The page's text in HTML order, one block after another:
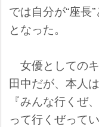
では自分が“座長
となった。
女優としての
田中だが、本人
『みんな行くぜ
って行くぜって